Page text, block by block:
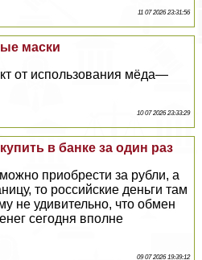
11 07 2026 23:31:56
маски
от использования мёда—
10 07 2026 23:33:29
в банке за один раз
приобрести за рубли, а
то российские деньги там
не удивительно, что обмен
сегодня вполне
09 07 2026 19:39:12